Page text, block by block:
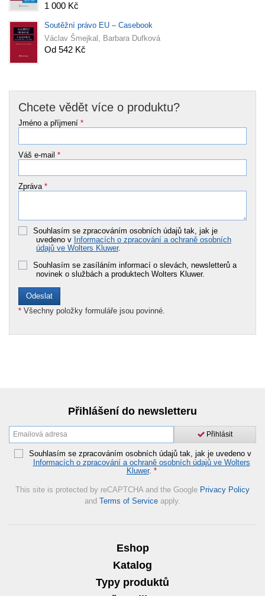
1 000 Kč
Soutěžní právo EU – Casebook
Václav Šmejkal, Barbara Dufková
Od 542 Kč
Chcete vědět více o produktu?
Jméno a příjmení *
Váš e-mail *
Zpráva *
Souhlasím se zpracováním osobních údajů tak, jak je
uvedeno v Informacích o zpracování a ochraně osobních
údajů ve Wolters Kluwer.
Souhlasím se zasíláním informací o slevách, newsletterů a
novinek o službách a produktech Wolters Kluwer.
* Všechny položky formuláře jsou povinné.
Přihlášení do newsletteru
Přihlásit
Souhlasím se zpracováním osobních údajů tak, jak je uvedeno v
Informacích o zpracování a ochraně osobních údajů ve Wolters
Kluwer. *
This site is protected by reCAPTCHA and the Google Privacy Policy
and Terms of Service apply.
Eshop
Katalog
Typy produktů